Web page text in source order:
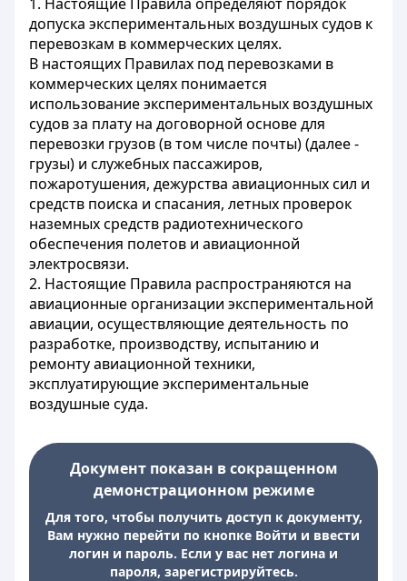
допуска экспериментальных воздушных судов к
перевозкам в коммерческих целях.
В настоящих Правилах под перевозками в
коммерческих целях понимается
использование экспериментальных воздушных
судов за плату на договорной основе для
перевозки грузов (в том числе почты) (далее -
грузы) и служебных пассажиров,
пожаротушения, дежурства авиационных сил и
средств поиска и спасания, летных проверок
наземных средств радиотехнического
обеспечения полетов и авиационной
электросвязи.
2. Настоящие Правила распространяются на
авиационные организации экспериментальной
авиации, осуществляющие деятельность по
разработке, производству, испытанию и
ремонту авиационной техники,
эксплуатирующие экспериментальные
воздушные суда.
Документ показан в сокращенном
демонстрационном режиме
Для того, чтобы получить доступ к документу,
Вам нужно перейти по кнопке Войти и ввести
логин и пароль. Если у вас нет логина и
пароля, зарегистрируйтесь.